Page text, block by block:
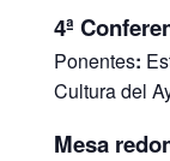
4ª
Ponentes:
Cultura del
Mesa